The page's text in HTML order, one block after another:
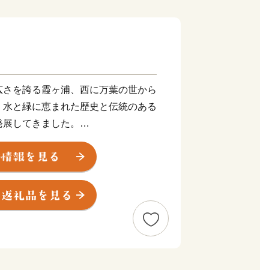
を誇る霞ヶ浦、西に万葉の世から
と緑に恵まれた歴史と伝統のある
してきました。
あり、花火師が日本一をかけて腕
や国内屈指の市民マラソンとなり
国際盲人マラソン」、全国各地の
ェスティバル」など特色あるイベ